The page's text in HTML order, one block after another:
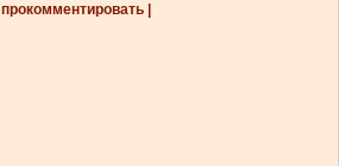
| прокомментировать |